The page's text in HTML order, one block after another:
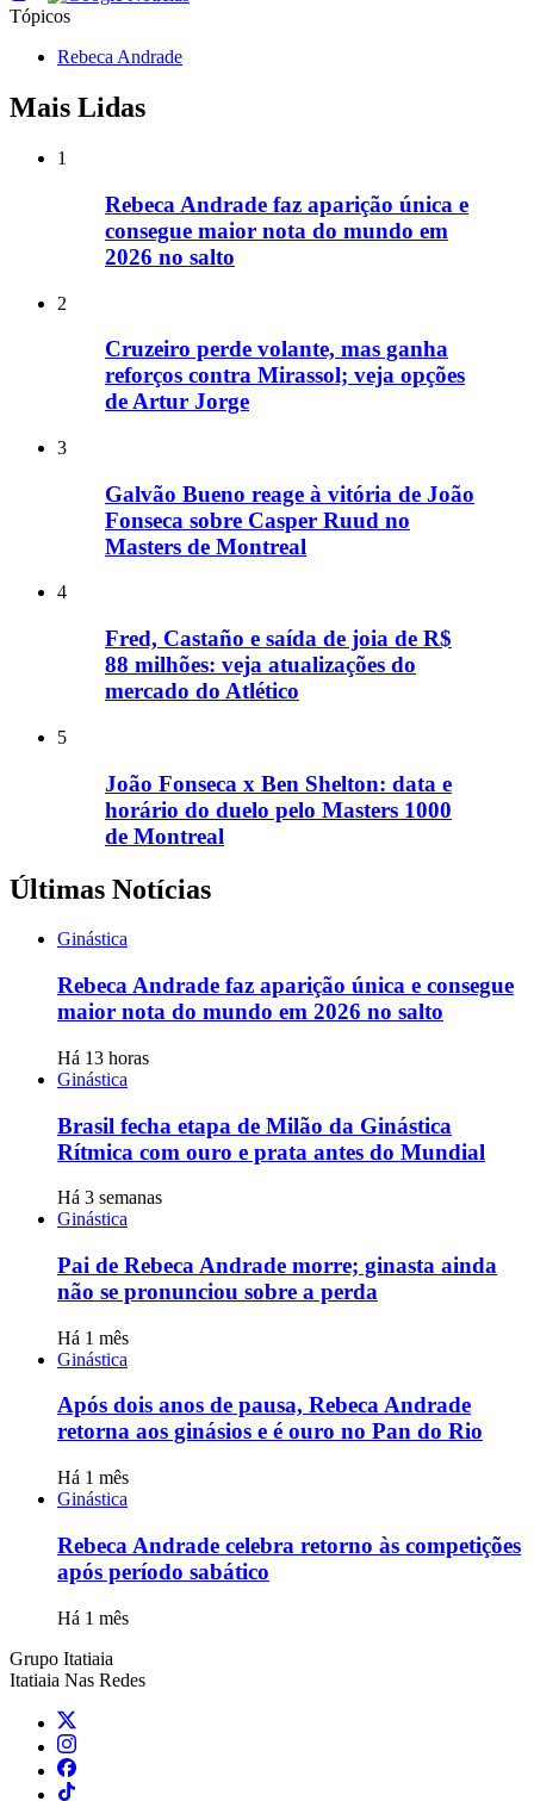
Tópicos
Rebeca Andrade
Mais Lidas
1
Rebeca Andrade faz aparição única e
consegue maior nota do mundo em
2026 no salto
2
Cruzeiro perde volante, mas ganha
reforços contra Mirassol; veja opções
de Artur Jorge
3
Galvão Bueno reage à vitória de João
Fonseca sobre Casper Ruud no
Masters de Montreal
4
Fred, Castaño e saída de joia de R$
88 milhões: veja atualizações do
mercado do Atlético
5
João Fonseca x Ben Shelton: data e
horário do duelo pelo Masters 1000
de Montreal
Últimas Notícias
Ginástica
Rebeca Andrade faz aparição única e consegue
maior nota do mundo em 2026 no salto
Há 13 horas
Ginástica
Brasil fecha etapa de Milão da Ginástica
Rítmica com ouro e prata antes do Mundial
Há 3 semanas
Ginástica
Pai de Rebeca Andrade morre; ginasta ainda
não se pronunciou sobre a perda
Há 1 mês
Ginástica
Após dois anos de pausa, Rebeca Andrade
retorna aos ginásios e é ouro no Pan do Rio
Há 1 mês
Ginástica
Rebeca Andrade celebra retorno às competições
após período sabático
Há 1 mês
Grupo Itatiaia
Itatiaia Nas Redes